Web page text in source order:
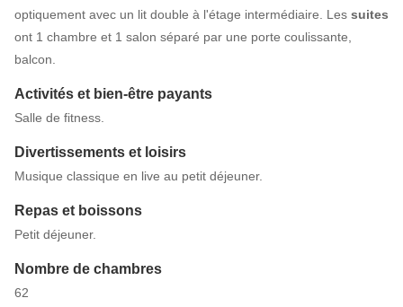
optiquement avec un lit double à l'étage intermédiaire. Les suites
ont 1 chambre et 1 salon séparé par une porte coulissante,
balcon.
Activités et bien-être payants
Salle de fitness.
Divertissements et loisirs
Musique classique en live au petit déjeuner.
Repas et boissons
Petit déjeuner.
Nombre de chambres
62